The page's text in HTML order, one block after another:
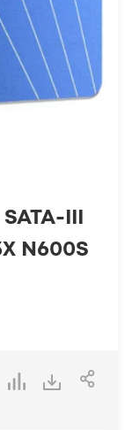
III
N600S